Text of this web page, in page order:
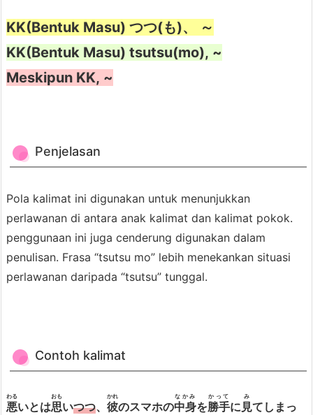
b
e
d
a
A
n
a
r
a
T
s
u
KK(Bentuk Masu) つつ(も)、 ～
KK(Bentuk Masu) tsutsu(mo), ~
Meskipun KK, ~
Penjelasan
Pola kalimat ini digunakan untuk menunjukkan
perlawanan di antara anak kalimat dan kalimat pokok.
penggunaan ini juga cenderung digunakan dalam
penulisan. Frasa “tsutsu mo” lebih menekankan situasi
perlawanan daripada “tsutsu” tunggal.
Contoh kalimat
悪
わる
いとは思
おも
いつつ、 彼
かれ
のスマホの中身
なかみ
を勝手
かって
に 見
み
てしまっ